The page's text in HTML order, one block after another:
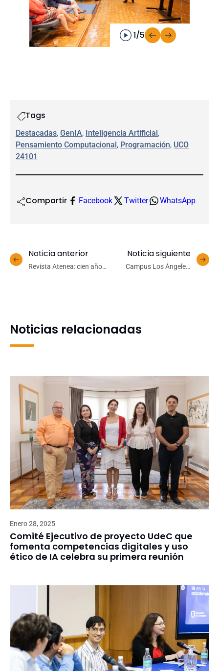
1/5
Tags
Destacadas, GenIA, Inteligencia Artificial
Pensamiento Computacional, Programación, UCO
24101
Compartir Facebook Twitter WhatsApp
Noticia anterior
Revista Atenea: cien años
Noticia siguiente
Campus Los Ángeles,
Noticias relacionadas
Enero 28, 2025
Comité Ejecutivo de proyecto UdeC que
fomenta competencias digitales y uso
ético de IA celebra su primera reunión